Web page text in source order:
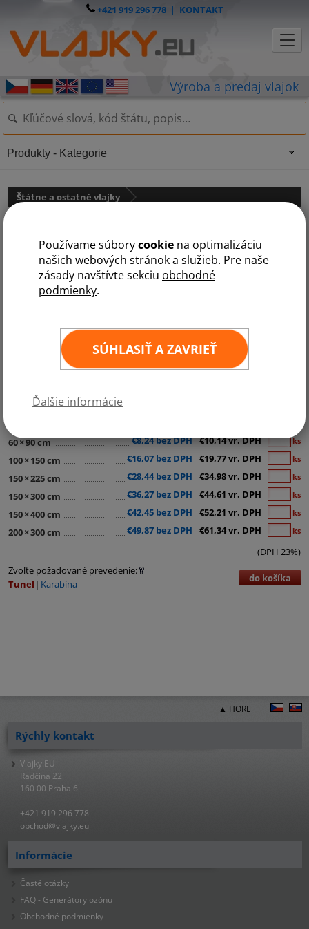
Používame súborycookie na optimalizáciu
našich webových stránok a služieb. Pre naše
zásady navštívte sekciu obchodné
podmienky.
SÚHLASIŤ A ZAVRIEŤ
Ďalšie informácie
+421 919 296 778| KONTAKT
Štátne a ostatné vlajky
Čierne vlajky - Smútočné vlajky,Štátne a ostatné vlajky
Ponúkame čiernu smútočnú vlajku pre zavesenie vonku i vo vnútri.
60×90 cm €8,24 bez DPH €10,14 vr. DPH ks
100× 150 cm €16,07 bez DPH €19,77 vr. DPH ks
150×225 cm €28,44 bez DPH €34,98 vr. DPH ks
150×300 cm €36,27 bez DPH €44,61 vr. DPH ks
150×400 cm €42,45 bez DPH €52,21 vr. DPH ks
200×300 cm €49,87 bez DPH €61,34 vr. DPH ks
(DPH 23%)
Zvoľte požadované prevedenie:
Tunel
Karabína do košíka
Produkty - Kategorie
▲ HORE
Rýchly kontakt
Vlajky.EU
Radčina 22
160 00 Praha 6
+421 919 296 778
obchod@vlajky.eu
Informácie
Časté otázky
FAQ - Generátory ozónu
Obchodné podmienky